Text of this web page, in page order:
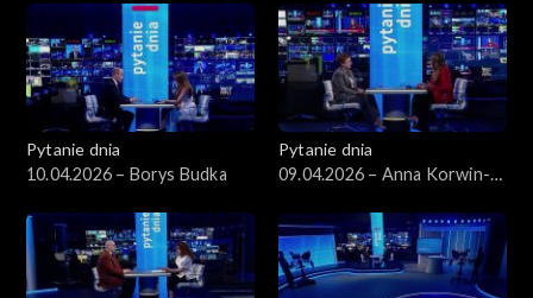
Pytanie dnia
10.04.2026 – Borys Budka
Pytanie dnia
09.04.2026 – Anna Korwin-